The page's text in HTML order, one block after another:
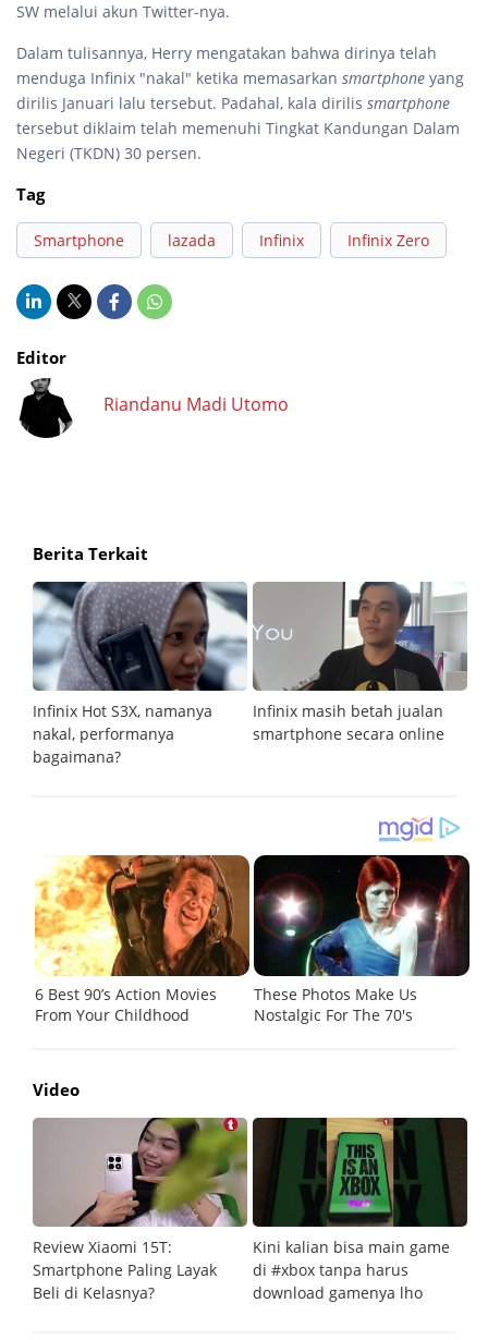
SW melalui akun Twitter-nya.
Dalam tulisannya, Herry mengatakan bahwa dirinya telah
menduga Infinix "nakal" ketika memasarkan smartphone yang
dirilis Januari lalu tersebut. Padahal, kala dirilis smartphone
tersebut diklaim telah memenuhi Tingkat Kandungan Dalam
Negeri (TKDN) 30 persen.
Tag
Smartphone lazada Infinix Infinix Zero
Editor
Riandanu Madi Utomo
Berita Terkait
Infinix Hot S3X, namanya
nakal, performanya
bagaimana?
Infinix masih betah jualan
smartphone secara online
Video
Review Xiaomi 15T:
Smartphone Paling Layak
Beli di Kelasnya?
Kini kalian bisa main game
di #xbox tanpa harus
download gamenya lho